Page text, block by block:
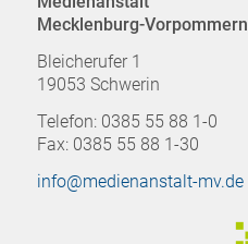
Mecklenburg-Vorpommern
Bleicherufer 1
19053 Schwerin
Telefon: 0385 55 88 1-0
Fax: 0385 55 88 1-30
info@medienanstalt-mv.de